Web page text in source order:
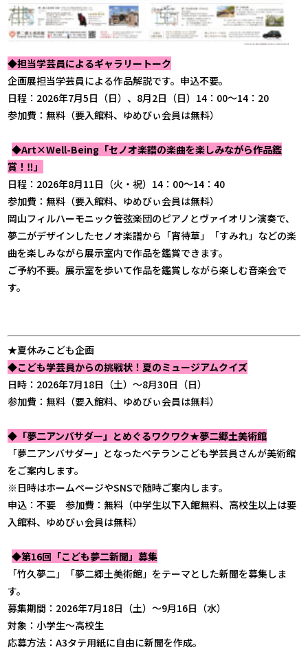
◆担当学芸員によるギャラリートーク
企画展担当学芸員による作品解説です。申込不要。
日程：2026年7月5日（日）、8月2日（日）14：00～14：20
参加費：無料（要入館料、ゆめびぃ会員は無料）
◆Art×Well-Being「セノオ楽譜の楽曲を楽しみながら作品鑑
賞！‼」
日程：2026年8月11日（火・祝）14：00～14：40
参加費：無料（要入館料、ゆめびぃ会員は無料）
岡山フィルハーモニック管弦楽団のピアノとヴァイオリン演奏で、
夢二がデザインしたセノオ楽譜から「宵待草」「すみれ」などの楽
曲を楽しみながら展示室内で作品を鑑賞できます。
ご予約不要。展示室を歩いて作品を鑑賞しながら楽しむ音楽会で
す。
★夏休みこども企画
◆こども学芸員からの挑戦状！夏のミュージアムクイズ
日時：2026年7月18日（土）～8月30日（日）
参加費：無料（要入館料、ゆめびぃ会員は無料）
◆「夢二アンバサダー」とめぐるワクワク★夢二郷土美術館
「夢二アンバサダー」となったベテランこども学芸員さんが美術館
をご案内します。
※日時はホームページやSNSで随時ご案内します。
申込：不要 参加費：無料（中学生以下入館無料、高校生以上は要
入館料、ゆめびぃ会員は無料）
◆第16回「こども夢二新聞」募集
「竹久夢二」「夢二郷土美術館」をテーマとした新聞を募集しま
す。
募集期間：2026年7月18日（土）～9月16日（水）
対象：小学生～高校生
応募方法：A3タテ用紙に自由に新聞を作成。